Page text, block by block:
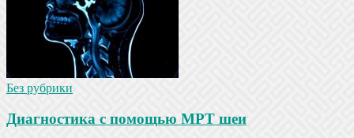
Без рубрики
Диагностика с помощью МРТ шеи